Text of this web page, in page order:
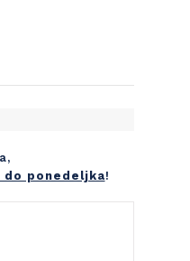
do ponedeljka!